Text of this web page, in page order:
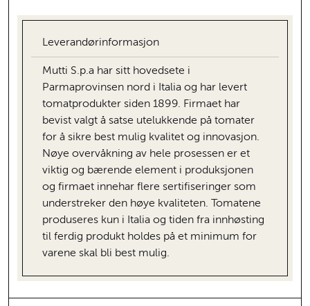
Leverandørinformasjon
Mutti S.p.a har sitt hovedsete i
Parmaprovinsen nord i Italia og har levert
tomatprodukter siden 1899. Firmaet har
bevist valgt å satse utelukkende på tomater
for å sikre best mulig kvalitet og innovasjon.
Nøye overvåkning av hele prosessen er et
viktig og bærende element i produksjonen
og firmaet innehar flere sertifiseringer som
understreker den høye kvaliteten. Tomatene
produseres kun i Italia og tiden fra innhøsting
til ferdig produkt holdes på et minimum for
varene skal bli best mulig.